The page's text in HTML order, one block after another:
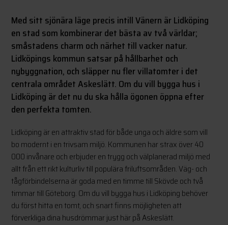
Med sitt sjönära läge precis intill Vänern är Lidköping
en stad som kombinerar det bästa av två världar;
småstadens charm och närhet till vacker natur.
Lidköpings kommun satsar på hållbarhet och
nybyggnation, och släpper nu fler villatomter i det
centrala området Askeslätt. Om du vill bygga hus i
Lidköping är det nu du ska hålla ögonen öppna efter
den perfekta tomten.
Lidköping är en attraktiv stad för både unga och äldre som vill
bo modernt i en trivsam miljö. Kommunen har strax över 40
000 invånare och erbjuder en trygg och välplanerad miljö med
allt från ett rikt kulturliv till populära friluftsområden. Väg- och
tågförbindelserna är goda med en timme till Skövde och två
timmar till Göteborg. Om du vill bygga hus i Lidköping behöver
du först hitta en tomt, och snart finns möjligheten att
förverkliga dina husdrömmar just här på Askeslätt.